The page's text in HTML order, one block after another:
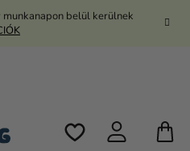
belül kerülnek